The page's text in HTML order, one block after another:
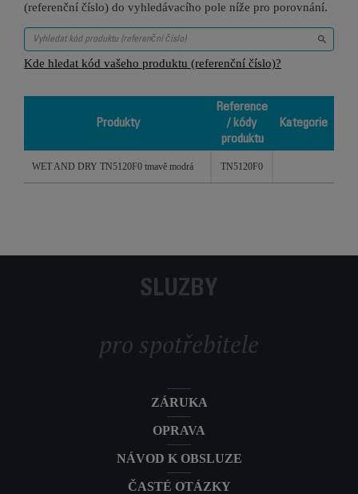
(referenční číslo) do vyhledávacího pole níže pro porovnání.
Kde hledat kód vašeho produktu (referenční číslo)?
Produkty
Reference
/ kódy
produktu
Kategorie
WET AND DRY TN5120F0 tmavě modrá TN5120F0
SLUŽBY
pro spotřebitele
ZÁRUKA
OPRAVA
NÁVOD K OBSLUZE
ČASTÉ OTÁZKY